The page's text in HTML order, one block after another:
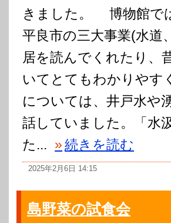
きました。 博物館で
平良市の三大事業(水道
居を読んでくれたり、
いてとてもわかりや
については、井戸水や
話していました。「水
た... »続きを読む
2025年2月6日 14:15
島野菜の試食会